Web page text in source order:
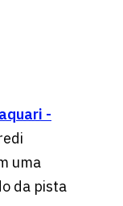
-
uma
da pista